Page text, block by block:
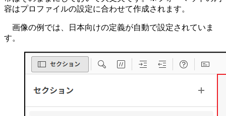
容はプロファイルの設定に合わせて作成されます。
画像の例では、日本向けの定義が自動で設定されていま
す。